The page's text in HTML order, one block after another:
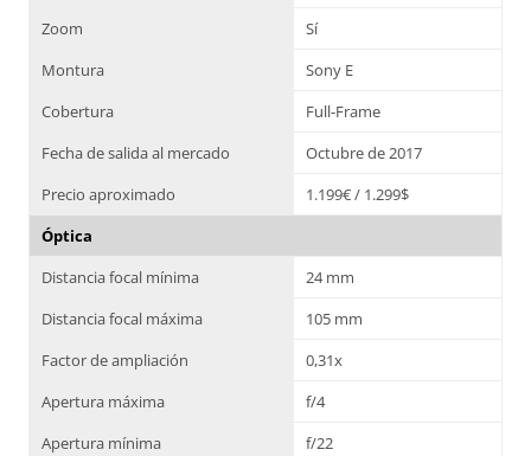
Zoom
Sí
Montura
Sony E
Cobertura
Full-Frame
Fecha de salida al mercado
Octubre de 2017
Precio aproximado
1.199€ / 1.299$
Óptica
Distancia focal mínima
24 mm
Distancia focal máxima
105 mm
Factor de ampliación
0,31x
Apertura máxima
f/4
Apertura mínima
f/22